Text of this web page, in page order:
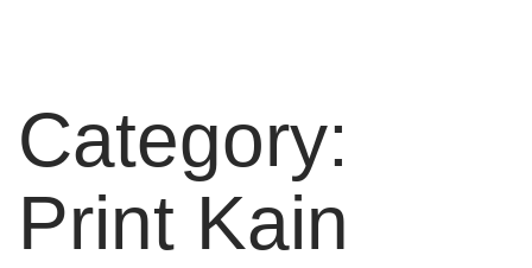
Category:
Print Kain